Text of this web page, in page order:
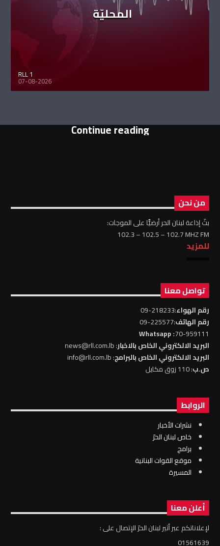
المحليّة
RLL 1
07-08-2026
Continue reading
من نحن
بثّ إذاعة لبنان الحر أرضيًّا على الموجات:
102.3 – 102.5 – 102.7 MHZ FM
للمزيد
تواصل معنا
رقم الهواء:218233-09
رقم الهاتف:225577-09
70-959111
: Whatsapp
البريد الالكتروني الخاص بالاخبار: news@rll.com.lb
البريد الالكتروني الخاص بالبرامج: info@rll.com.lb
ص.ب: 110 زوق مكايل
الروابط
نشرات الأخبار
خاص لبنان الحرّ
برامج
موقع القوات البنانية
المسيرة
أعلن معنا
لإعلاناتكم عبر أثير لبنان الحرّ الإتصال على :
01561639